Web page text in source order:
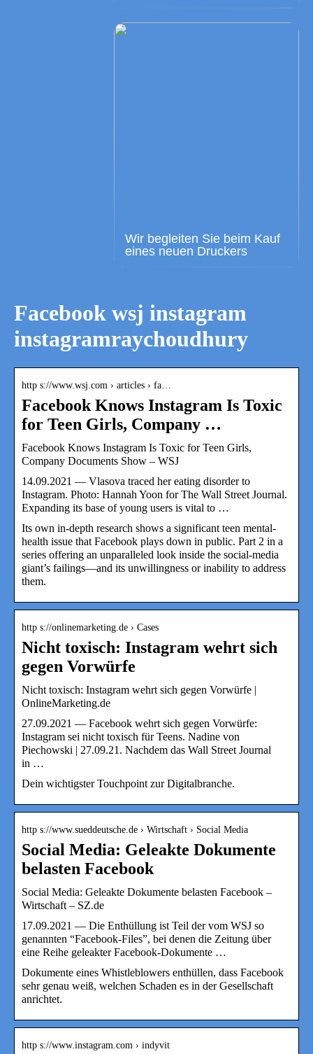
Wir begleiten Sie beim Kauf
eines neuen Druckers
Facebook wsj instagram
instagramraychoudhury
http s://www.wsj.com › articles › fa…
Facebook Knows Instagram Is Toxic
for Teen Girls, Company …
Facebook Knows Instagram Is Toxic for Teen Girls,
Company Documents Show – WSJ
14.09.2021 — Vlasova traced her eating disorder to
Instagram. Photo: Hannah Yoon for The Wall Street Journal.
Expanding its base of young users is vital to …
Its own in-depth research shows a significant teen mental-
health issue that Facebook plays down in public. Part 2 in a
series offering an unparalleled look inside the social-media
giant’s failings—and its unwillingness or inability to address
them.
http s://onlinemarketing.de › Cases
Nicht toxisch: Instagram wehrt sich
gegen Vorwürfe
Nicht toxisch: Instagram wehrt sich gegen Vorwürfe |
OnlineMarketing.de
27.09.2021 — Facebook wehrt sich gegen Vorwürfe:
Instagram sei nicht toxisch für Teens. Nadine von
Piechowski | 27.09.21. Nachdem das Wall Street Journal
in …
Dein wichtigster Touchpoint zur Digitalbranche.
http s://www.sueddeutsche.de › Wirtschaft › Social Media
Social Media: Geleakte Dokumente
belasten Facebook
Social Media: Geleakte Dokumente belasten Facebook –
Wirtschaft – SZ.de
17.09.2021 — Die Enthüllung ist Teil der vom WSJ so
genannten “Facebook-Files”, bei denen die Zeitung über
eine Reihe geleakter Facebook-Dokumente …
Dokumente eines Whistleblowers enthüllen, dass Facebook
sehr genau weiß, welchen Schaden es in der Gesellschaft
anrichtet.
http s://www.instagram.com › indyvit